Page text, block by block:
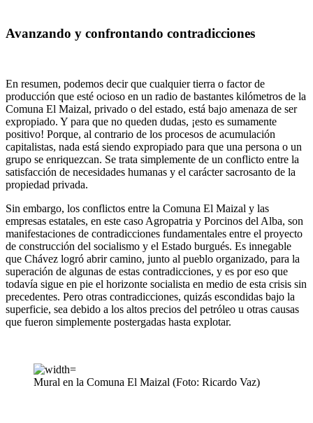
Avanzando y confrontando contradicciones
En resumen, podemos decir que cualquier tierra o factor de
producción que esté ocioso en un radio de bastantes kilómetros de la
Comuna El Maizal, privado o del estado, está bajo amenaza de ser
expropiado. Y para que no queden dudas, ¡esto es sumamente
positivo! Porque, al contrario de los procesos de acumulación
capitalistas, nada está siendo expropiado para que una persona o un
grupo se enriquezcan. Se trata simplemente de un conflicto entre la
satisfacción de necesidades humanas y el carácter sacrosanto de la
propiedad privada.
Sin embargo, los conflictos entre la Comuna El Maizal y las
empresas estatales, en este caso Agropatria y Porcinos del Alba, son
manifestaciones de contradicciones fundamentales entre el proyecto
de construcción del socialismo y el Estado burgués. Es innegable
que Chávez logró abrir camino, junto al pueblo organizado, para la
superación de algunas de estas contradicciones, y es por eso que
todavía sigue en pie el horizonte socialista en medio de esta crisis sin
precedentes. Pero otras contradicciones, quizás escondidas bajo la
superficie, sea debido a los altos precios del petróleo u otras causas
que fueron simplemente postergadas hasta explotar.
Mural en la Comuna El Maizal (Foto: Ricardo Vaz)